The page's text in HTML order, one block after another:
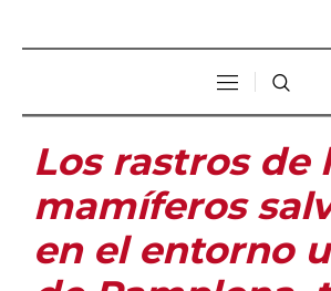
Los rastros de
mamíferos
en el entorno